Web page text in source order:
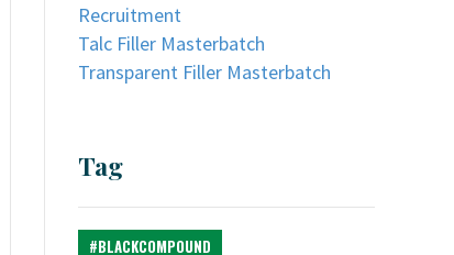
Recruitment
Talc Filler Masterbatch
Transparent Filler Masterbatch
Tag
#BLACKCOMPOUND